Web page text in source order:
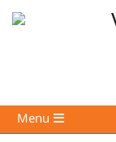
Skip
Voice
of
Primary
Navigation
Menu